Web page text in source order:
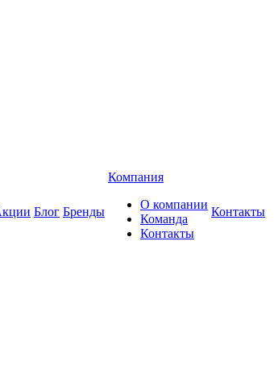
Блог Бренды
Компания
О компании
Команда
Контакты
Контакты